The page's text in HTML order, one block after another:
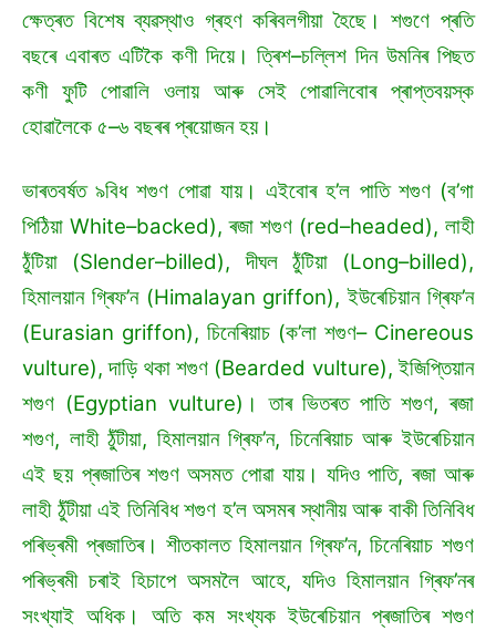
ক্ষেত্ৰত বিশেষ ব্যৱস্থাও গ্ৰহণ কৰিবলগীয়া হৈছে। শগুণে প্ৰতি
বছৰে এবাৰত এটিকৈ কণী দিয়ে। ত্ৰিশ–চল্লিশ দিন উমনিৰ পিছত
কণী ফুটি পোৱালি ওলায় আৰু সেই পোৱালিবোৰ প্ৰাপ্তবয়স্ক
হোৱালৈকে ৫–৬ বছৰৰ প্ৰয়োজন হয়।
ভাৰতবৰ্ষত ৯বিধ শগুণ পোৱা যায়। এইবোৰ হ’ল পাতি শগুণ (ব’গা
পিঠিয়া White–backed), ৰজা শগুণ (red–headed), লাহী
ঠুঁটিয়া (Slender–billed), দীঘল ঠুঁটিয়া (Long–billed),
হিমালয়ান গ্ৰিফ’ন (Himalayan griffon), ইউৰেচিয়ান গ্ৰিফ’ন
(Eurasian griffon), চিনেৰিয়াচ (ক’লা শগুণ– Cinereous
vulture), দাড়ি থকা শগুণ (Bearded vulture), ইজিপ্তিয়ান
শগুণ (Egyptian vulture)। তাৰ ভিতৰত পাতি শগুণ, ৰজা
শগুণ, লাহী ঠুঁটীয়া, হিমালয়ান গ্ৰিফ’ন, চিনেৰিয়াচ আৰু ইউৰেচিয়ান
এই ছয় প্ৰজাতিৰ শগুণ অসমত পোৱা যায়। যদিও পাতি, ৰজা আৰু
লাহী ঠুঁটীয়া এই তিনিবিধ শগুণ হ’ল অসমৰ স্থানীয় আৰু বাকী তিনিবিধ
পৰিভ্ৰমী প্ৰজাতিৰ। শীতকালত হিমালয়ান গ্ৰিফ’ন, চিনেৰিয়াচ শগুণ
পৰিভ্ৰমী চৰাই হিচাপে অসমলৈ আহে, যদিও হিমালয়ান গ্ৰিফ’নৰ
সংখ্যাই অধিক। অতি কম সংখ্যক ইউৰেচিয়ান প্ৰজাতিৰ শগুণ